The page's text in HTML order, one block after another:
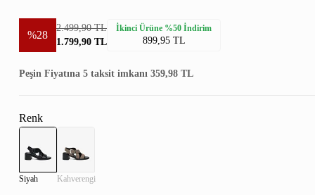
%28
2.499,90 TL
1.799,90 TL
İkinci Ürüne %50 İndirim
899,95 TL
Peşin Fiyatına 5 taksit imkanı 359,98 TL
Renk
Siyah Kahverengi